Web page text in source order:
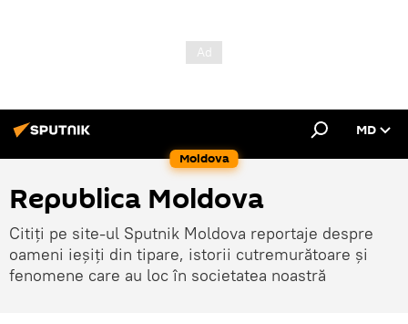
Moldova
MD
Republica Moldova
Citiți pe site-ul Sputnik Moldova reportaje despre
oameni ieșiți din tipare, istorii cutremurătoare și
fenomene care au loc în societatea noastră